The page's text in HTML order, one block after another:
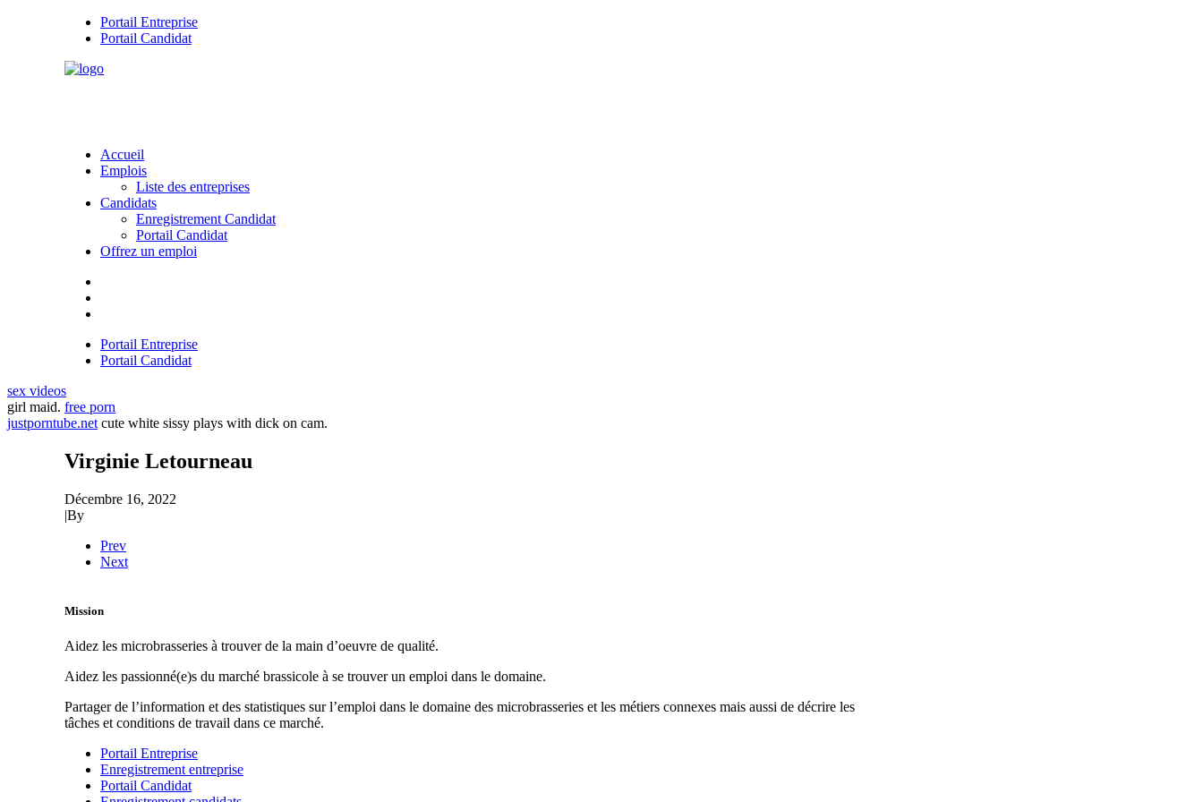
Portail Entreprise
Portail Candidat
Accueil
Emplois
Liste des entreprises
Candidats
Enregistrement Candidat
Portail Candidat
Offrez un emploi
Portail Entreprise
Portail Candidat
sex videos
girl maid. free porn
justporntube.net cute white sissy plays with dick on cam.
Virginie Letourneau
Décembre 16, 2022
|By
Prev
Next
Mission
Aidez les microbrasseries à trouver de la main d’oeuvre de qualité.
Aidez les passionné(e)s du marché brassicole à se trouver un emploi dans le domaine.
Partager de l’information et des statistiques sur l’emploi dans le domaine des microbrasseries et les métiers connexes mais aussi de décrire les
tâches et conditions de travail dans ce marché.
Portail Entreprise
Enregistrement entreprise
Portail Candidat